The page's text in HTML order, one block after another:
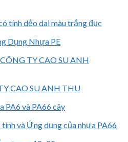
Dụng Nhựa PE
CAO SU ANH THU
và Ứng dụng của nhựa PA66